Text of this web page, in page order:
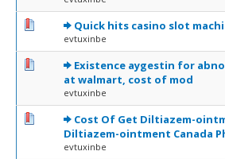
Quick hits casino slot
evtuxinbe
0 Votes - 0 sur 5 en moyenne
12 345
Existence aygestin for
at walmart, cost of mod
evtuxinbe
0 Votes - 0 sur 5 en moyenne
12345
Cost Of Get Diltiazem-
Diltiazem-ointment Canada
evtuxinbe
0 Votes - 0 sur 5 en moyenne
12345